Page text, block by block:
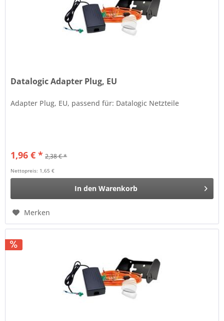
Datalogic Adapter Plug, EU
Adapter Plug, EU, passend für: Datalogic Netzteile
1,96 € * 2,38 € *
Nettopreis: 1,65 €
In den Warenkorb
Merken